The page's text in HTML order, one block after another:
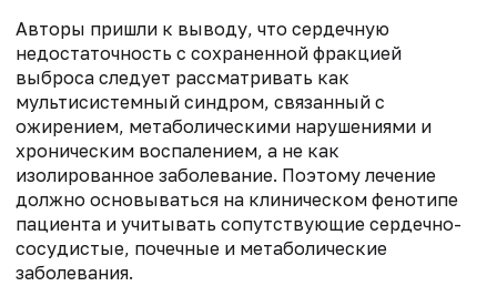
Авторы пришли к выводу, что сердечную
недостаточность с сохраненной фракцией
выброса следует рассматривать как
мультисистемный синдром, связанный с
ожирением, метаболическими нарушениями и
хроническим воспалением, а не как
изолированное заболевание. Поэтому лечение
должно основываться на клиническом фенотипе
пациента и учитывать сопутствующие сердечно-
сосудистые, почечные и метаболические
заболевания.